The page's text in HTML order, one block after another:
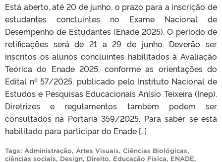
Está aberto, até 20 de junho, o prazo para a inscrição de
estudantes concluintes no Exame Nacional de
Desempenho de Estudantes (Enade 2025). O período de
retificações será de 21 a 29 de junho. Deverão ser
inscritos os alunos concluintes habilitados à Avaliação
Teórica do Enade 2025, conforme as orientações do
Edital nº 57/2025, publicado pelo Instituto Nacional de
Estudos e Pesquisas Educacionais Anísio Teixeira (Inep).
Diretrizes e regulamentos também podem ser
consultados na Portaria 359/2025. Para saber se está
habilitado para participar do Enade […]
Tags: Administração, Artes Visuais, Ciências Biológicas,
ciências sociais, Design, Direito, Educação Física, ENADE,